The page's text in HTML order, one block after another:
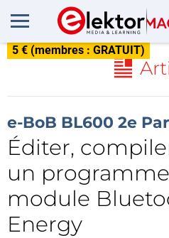
5 € (membres : GRATUIT)
e-BoB BL600 2e
Éditer,
un
module
Energy